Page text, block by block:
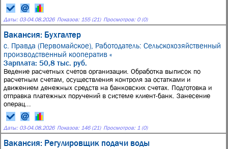
Даты: 03-04.08.2026 Показов: 155 (21) Просмотров: 0 (0)
Вакансия: Бухгалтер
с. Правда (Первомайское), Работодатель: Сельскохозяйственный
производственный кооператив «
Зарплата: 50,8 тыс. руб.
Ведение расчетных счетов организации. Обработка выписок по
расчетным счетам, осуществления контроля за остатками и
движением денежных средств на банковских счетах. Подготовка и
отправка платежных поручений в системе клиент-банк. Занесение
операц...
Даты: 03-04.08.2026 Показов: 146 (21) Просмотров: 1 (0)
Вакансия: Регулировщик подачи воды